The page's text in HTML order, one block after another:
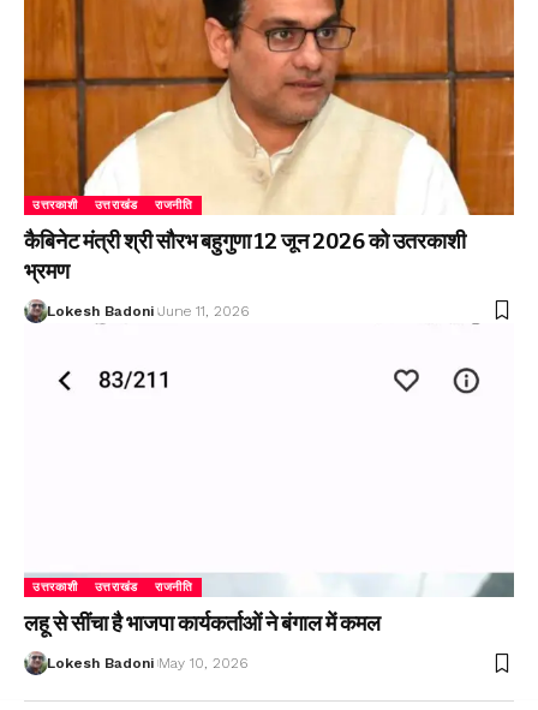
उत्तरकाशी उत्तराखंड राजनीति
कैबिनेट मंत्री श्री सौरभ बहुगुणा 12 जून 2026 को उतरकाशी
भ्रमण
Lokesh Badoni June 11, 2026
उत्तरकाशी उत्तराखंड राजनीति
लहू से सींचा है भाजपा कार्यकर्ताओं ने बंगाल में कमल
Lokesh Badoni May 10, 2026